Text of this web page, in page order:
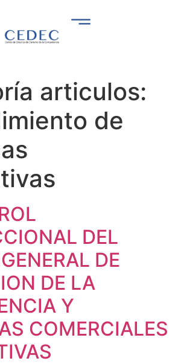
articulos:
de
DEL
DE
DE LA
Y
COMERCIALES